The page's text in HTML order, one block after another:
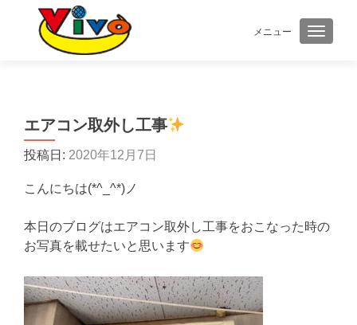
メニュー ナビゲ
エアコン取外し工事
投稿日: 2020年12月7日
こんにちは(*^_^*)ノ
本日のブログはエアコン取外し工事をおこなった時の
お写真を載せたいと思います